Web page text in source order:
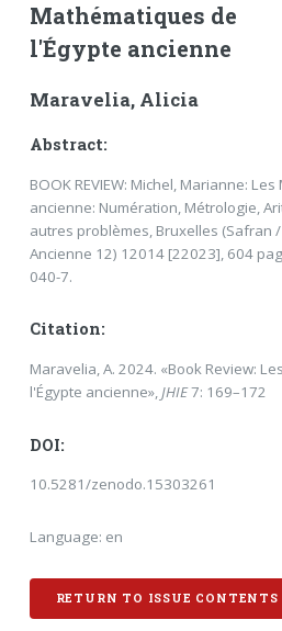
Mathématiques de
l'Égypte ancienne
Maravelia, Alicia
Abstract:
BOOK REVIEW: Michel, Marianne:
ancienne: Numération, Métrologie,
autres problèmes, Bruxelles (Safran
Ancienne 12) 12014 [22023], 604
040-7.
Citation:
Maravelia, A. 2024. «Book Review:
l'Égypte ancienne»,JHIE7: 169–172
DOI:
10.5281/zenodo.15303261
Language: en
RETURN TO ISSUE CONTENTS